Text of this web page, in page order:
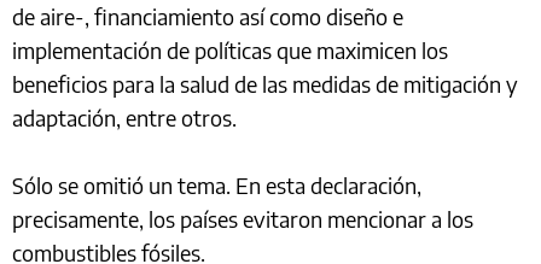
de aire-, financiamiento así como diseño e
implementación de políticas que maximicen los
beneficios para la salud de las medidas de mitigación y
adaptación, entre otros.
Sólo se omitió un tema. En esta declaración,
precisamente, los países evitaron mencionar a los
combustibles fósiles.